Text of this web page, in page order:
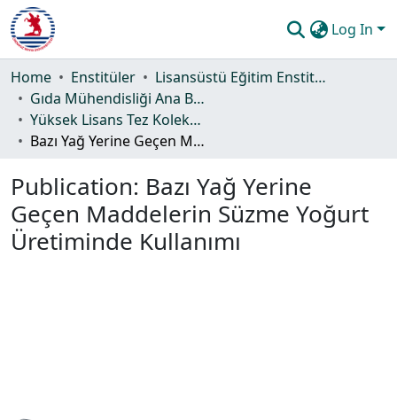
Log In
Communities & Collections
All of DSpace
Statistics
Guide
Home Enstitüler
Lisansüstü Eğitim Enstitüsü
Gıda Mühendisliği Ana Bilim Dalı
Yüksek Lisans Tez Koleksiyonu
Bazı Yağ Yerine Geçen Maddelerin Süzme Yoğurt Üretiminde Kullanımı
Publication: Bazı Yağ Yerine
Geçen Maddelerin Süzme Yoğurt
Üretiminde Kullanımı